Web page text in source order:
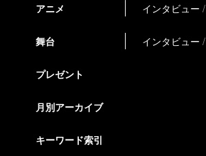
アニメ インタビュー
舞台 インタビュー
プレゼント
月別アーカイブ
キーワード索引